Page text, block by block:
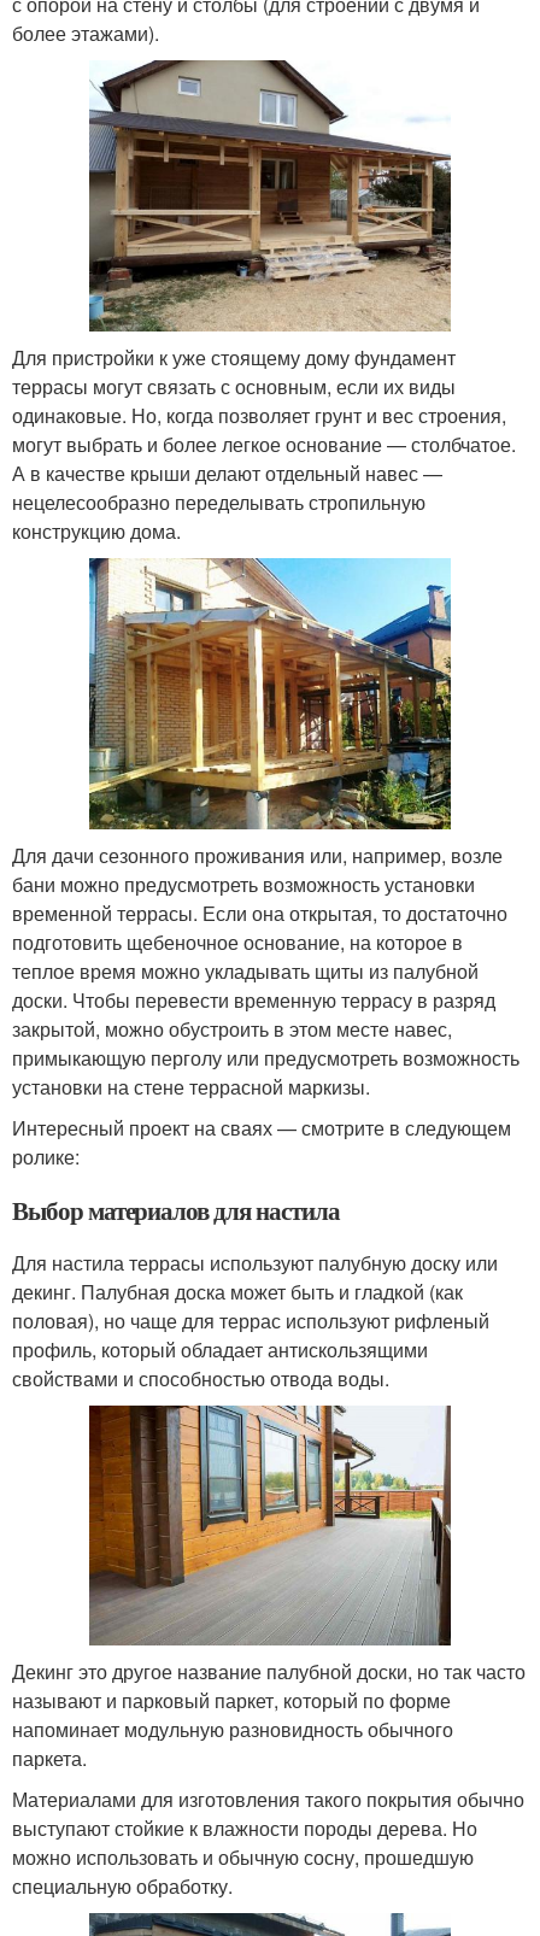
более этажами).
Для пристройки к уже стоящему дому фундамент
террасы могут связать с основным, если их виды
одинаковые. Но, когда позволяет грунт и вес строения,
могут выбрать и более легкое основание — столбчатое.
А в качестве крыши делают отдельный навес —
нецелесообразно переделывать стропильную
конструкцию дома.
Для дачи сезонного проживания или, например, возле
бани можно предусмотреть возможность установки
временной террасы. Если она открытая, то достаточно
подготовить щебеночное основание, на которое в
теплое время можно укладывать щиты из палубной
доски. Чтобы перевести временную террасу в разряд
закрытой, можно обустроить в этом месте навес,
примыкающую перголу или предусмотреть возможность
установки на стене террасной маркизы.
Интересный проект на сваях — смотрите в следующем
ролике:
Выбор материалов для настила
Для настила террасы используют палубную доску или
декинг. Палубная доска может быть и гладкой (как
половая), но чаще для террас используют рифленый
профиль, который обладает антискользящими
свойствами и способностью отвода воды.
Декинг это другое название палубной доски, но так часто
называют и парковый паркет, который по форме
напоминает модульную разновидность обычного
паркета.
Материалами для изготовления такого покрытия обычно
выступают стойкие к влажности породы дерева. Но
можно использовать и обычную сосну, прошедшую
специальную обработку.